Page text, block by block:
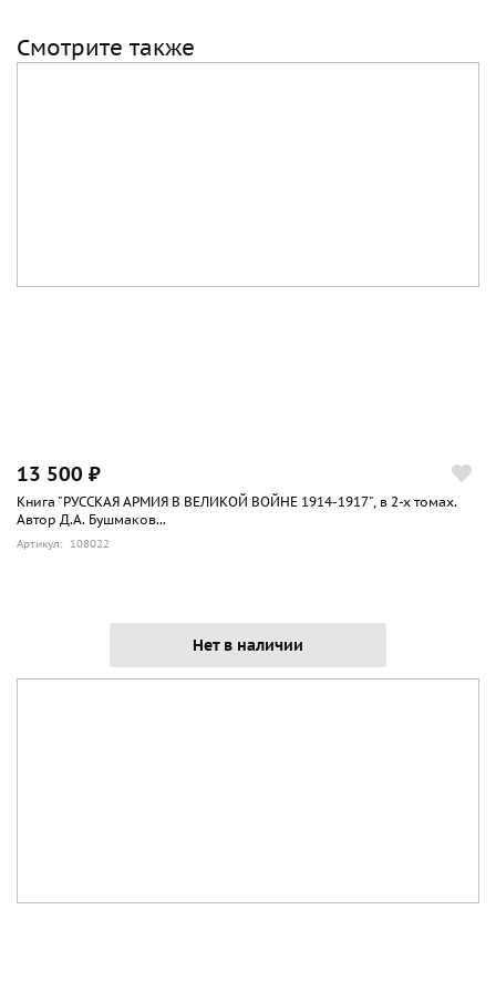
Смотрите также
13 500 ₽
Книга "РУССКАЯ АРМИЯ В ВЕЛИКОЙ ВОЙНЕ 1914-1917", в 2-х томах.
Автор Д.А. Бушмаков...
Артикул: 108022
Нет в наличии